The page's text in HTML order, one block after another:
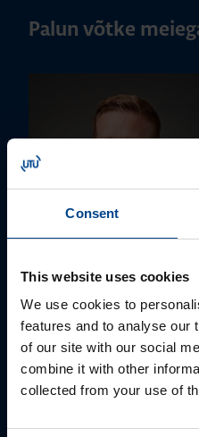
Consent
This website uses cookies
We use cookies to
features and to analyse our
of our site with our social
combine it with other
collected from your use of
Palun võtke
Mark Milvek
+372 56560000
Eesnimi *